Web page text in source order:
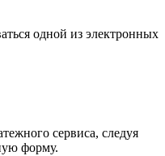
одной из электронных
сервиса, следуя
форму.